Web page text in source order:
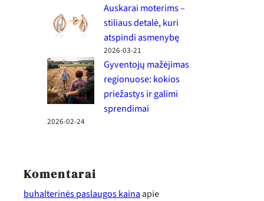
Auskarai moterims –
stiliaus detalė, kuri
atspindi asmenybę
2026-03-21
Gyventojų mažėjimas
regionuose: kokios
priežastys ir galimi
sprendimai
2026-02-24
Komentarai
buhalterinės paslaugos kainaapie